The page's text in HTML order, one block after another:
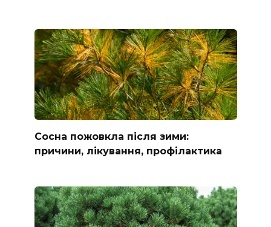
Сосна пожовкла після зими:
причини, лікування, профілактика